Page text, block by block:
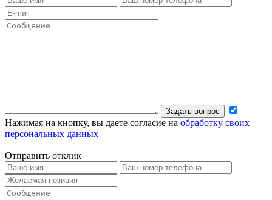
Задать вопрос
Нажимая на кнопку, вы даете согласие на обработку своих
персональных данных
Отправить отклик